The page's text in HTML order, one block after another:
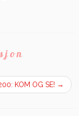
KOM OG SE! →